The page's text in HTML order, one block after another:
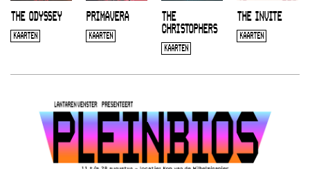
THE ODYSSEY
KAARTEN
PRIMAVERA
KAARTEN
THE
CHRISTOPHERS
KAARTEN
THE INVITE
KAARTEN